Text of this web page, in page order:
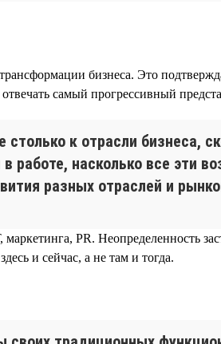
бизнеса. Это
самый прогрессивный
к отрасли бизнеса,
работе, насколько все эти
разных отраслей и
PR. Неопределенность
и сейчас, а не там и тогда.